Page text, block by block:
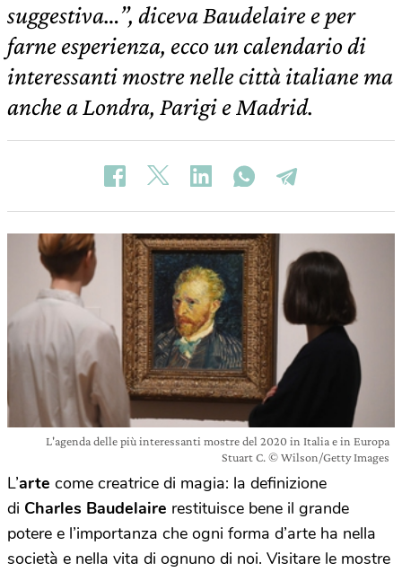
suggestiva…”, diceva Baudelaire e per
farne esperienza, ecco un calendario di
interessanti mostre nelle città italiane ma
anche a Londra, Parigi e Madrid.
L'agenda delle più interessanti mostre del 2020 in Italia e in Europa
Stuart C. © Wilson/Getty Images
L’arte come creatrice di magia: la definizione
di Charles Baudelaire restituisce bene il grande
potere e l’importanza che ogni forma d’arte ha nella
società e nella vita di ognuno di noi. Visitare le mostre